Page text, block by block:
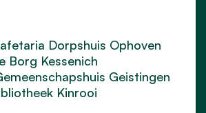
Dorpshuis Ophoven
Borg Kessenich
Geistingen
Kinrooi